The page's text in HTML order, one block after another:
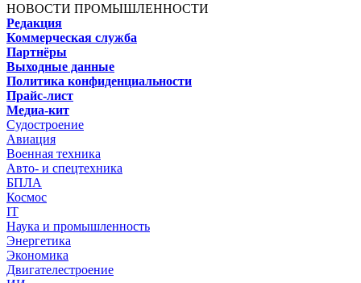
НОВОСТИ ПРОМЫШЛЕННОСТИ
Редакция
Коммерческая служба
Партнёры
Выходные данные
Политика конфиденциальности
Прайс-лист
Медиа-кит
Судостроение
Авиация
Военная техника
Авто- и спецтехника
БПЛА
Космос
IT
Наука и промышленность
Энергетика
Экономика
Двигателестроение